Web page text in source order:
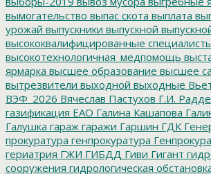
вымогательство выпас скота выплата
урожай выпускники выпускной
высококвалифицированные
высокотехнологичная_медпомощь
ярмарка высшее образование высшее
вытрезвители выходной выходные
ВЭФ_2026 Вячеслав Пастухов Г.И. Радде
газификация ЕАО Галина Кашапова
Галушка гараж гаражи Гаршин ГДК
прокуратура генпрокуратура
гериатрия ГЖИ ГИБДД Гиви Гигант
сооружения гидрологическая